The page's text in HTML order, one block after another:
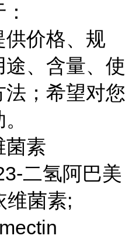
供价格、规
、含量、使
法；希望对您
菌素
二氢阿巴美
维菌素;